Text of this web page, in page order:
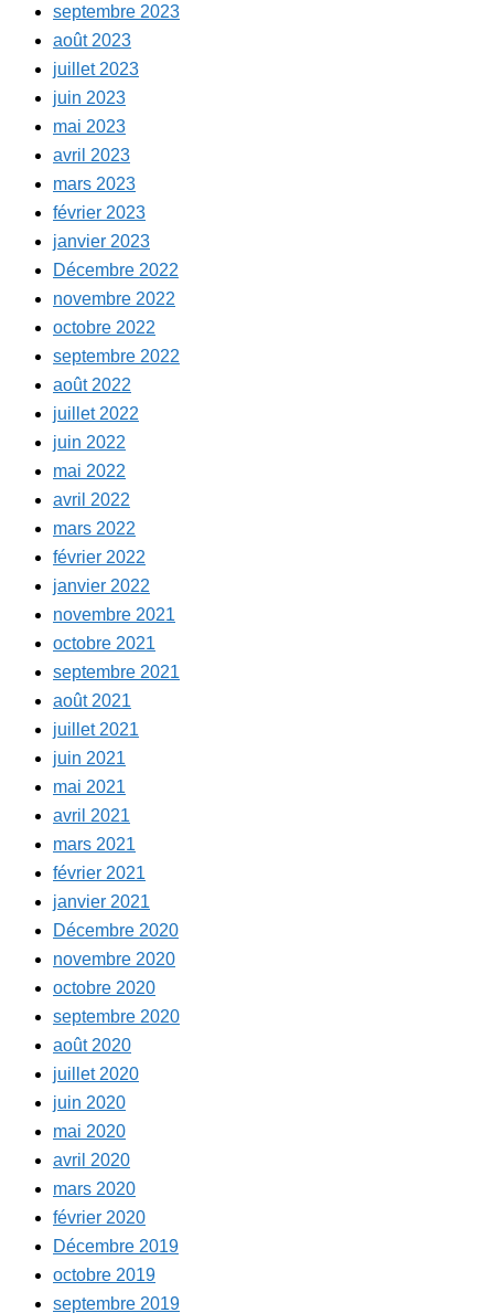
septembre 2023
août 2023
juillet 2023
juin 2023
mai 2023
avril 2023
mars 2023
février 2023
janvier 2023
Décembre 2022
novembre 2022
octobre 2022
septembre 2022
août 2022
juillet 2022
juin 2022
mai 2022
avril 2022
mars 2022
février 2022
janvier 2022
novembre 2021
octobre 2021
septembre 2021
août 2021
juillet 2021
juin 2021
mai 2021
avril 2021
mars 2021
février 2021
janvier 2021
Décembre 2020
novembre 2020
octobre 2020
septembre 2020
août 2020
juillet 2020
juin 2020
mai 2020
avril 2020
mars 2020
février 2020
Décembre 2019
octobre 2019
septembre 2019